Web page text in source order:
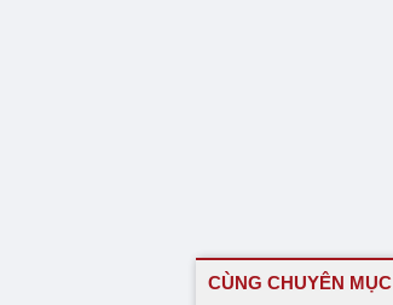
CÙNG CHUYÊN MỤC